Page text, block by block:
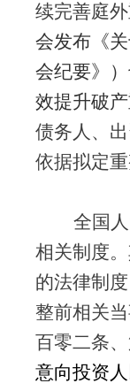
续完善庭
会发布《
会纪要》
效提升破产
债务人、
依据拟定
全国
相关制度
的法律制
整前相关
百零二条、
意向投资